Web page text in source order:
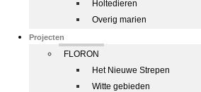
Holtedieren
Overig marien
Projecten
FLORON
Het Nieuwe Strepen
Witte gebieden